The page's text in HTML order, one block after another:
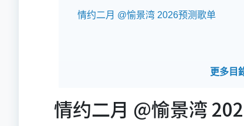
情约二月 @愉景湾 2026预测歌单
情约二月 @愉景湾